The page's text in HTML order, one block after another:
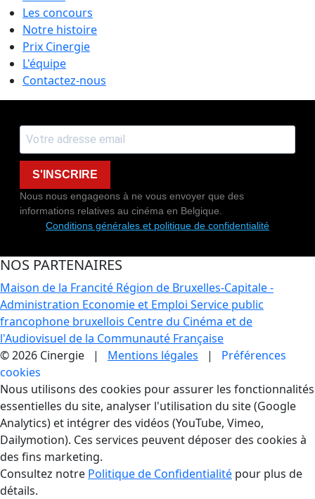
Les concours
Notre histoire
Prix Cinergie
L'équipe
Contactez-nous
S'INSCRIRE
Nous nous engageons à ne vous envoyer que des
informations relatives au cinéma en Belgique.
Conditions générales et politique de confidentialité
NOS PARTENAIRES
Maison de la Francité Région de Bruxelles-Capitale -
Administration Economie et Emploi Service public
francophone bruxellois Centre du Cinéma et de
l'Audiovisuel de la Communauté Française
© 2026 Cinergie | Mentions légales | Préférences
cookies
Gestion des Cookies
Nous utilisons des cookies pour assurer les fonctionnalités
essentielles du site, analyser l'utilisation du site (Google
Analytics) et intégrer des vidéos (YouTube, Vimeo,
Dailymotion). Ces services peuvent déposer des cookies à
des fins marketing.
Consultez notre Politique de Confidentialité pour plus de
détails.